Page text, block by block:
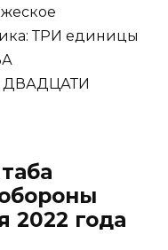
ТРИ единицы
ДВАДЦАТИ
2022 года